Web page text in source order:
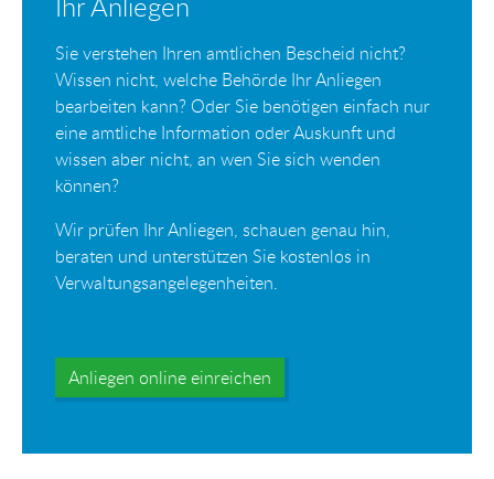
Sie verstehen Ihren amtlichen Bescheid nicht?
Wissen nicht, welche Behörde Ihr Anliegen
bearbeiten kann? Oder Sie benötigen einfach nur
eine amtliche Information oder Auskunft und
wissen aber nicht, an wen Sie sich wenden
können?
Wir prüfen Ihr Anliegen, schauen genau hin,
beraten und unterstützen Sie kostenlos in
Verwaltungsangelegenheiten.
Anliegen online einreichen